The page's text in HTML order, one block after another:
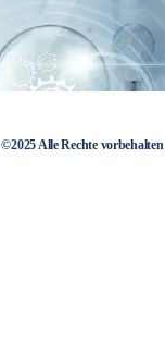
©2025 Alle Rechte vorbehalten